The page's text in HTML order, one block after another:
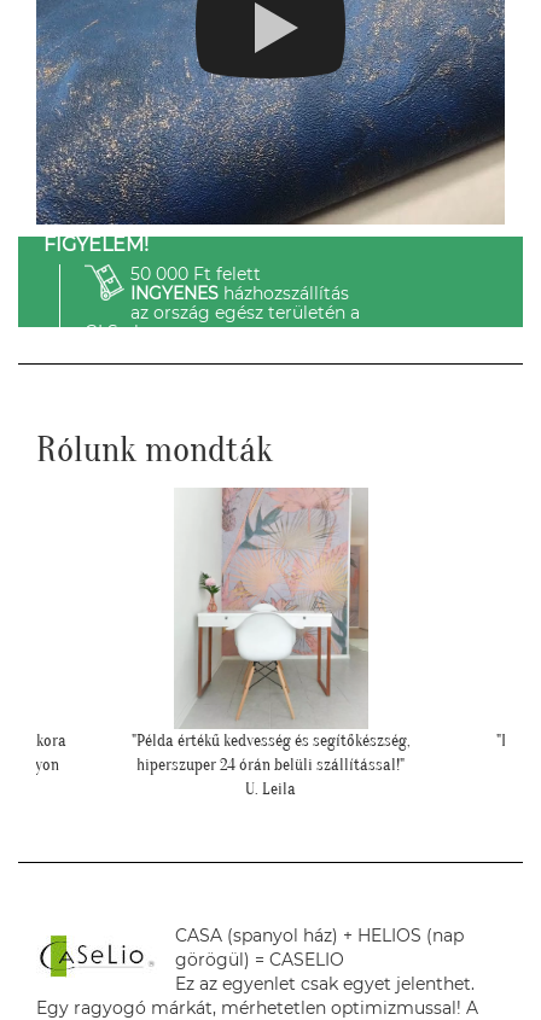
FIGYELEM!
50 000 Ft felett
INGYENESházhozszállítás
az ország egész területén a
GLS-el.
Rólunk mondták
"Ilyen lett a lányom szobájában a gyönyörű
cseresznye virágos tapéta."
Cs. Andi
CASA (spanyol ház) + HELIOS (nap
görögül) = CASELIO
Ez az egyenlet csak egyet jelenthet.
Egy ragyogó márkát, mérhetetlen optimizmussal! A